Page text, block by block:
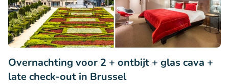
Overnachting voor 2 + ontbijt + glas cava +
late check-out in Brussel